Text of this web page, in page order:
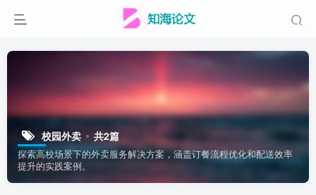
校园外卖 共2篇
探索高校场景下的外卖服务解决方案，涵盖订餐流程优化和配送效率
提升的实践案例。